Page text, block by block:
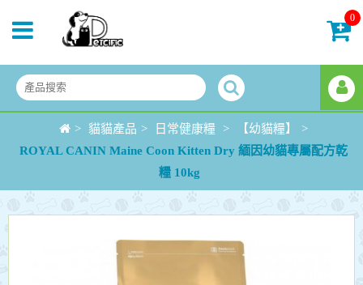
0
> 貓貓產品 > 日常健康糧 > 【幼貓糧】
>
ROYAL CANIN Maine Coon Kitten Dry 緬因幼貓專屬配方乾
糧 10kg